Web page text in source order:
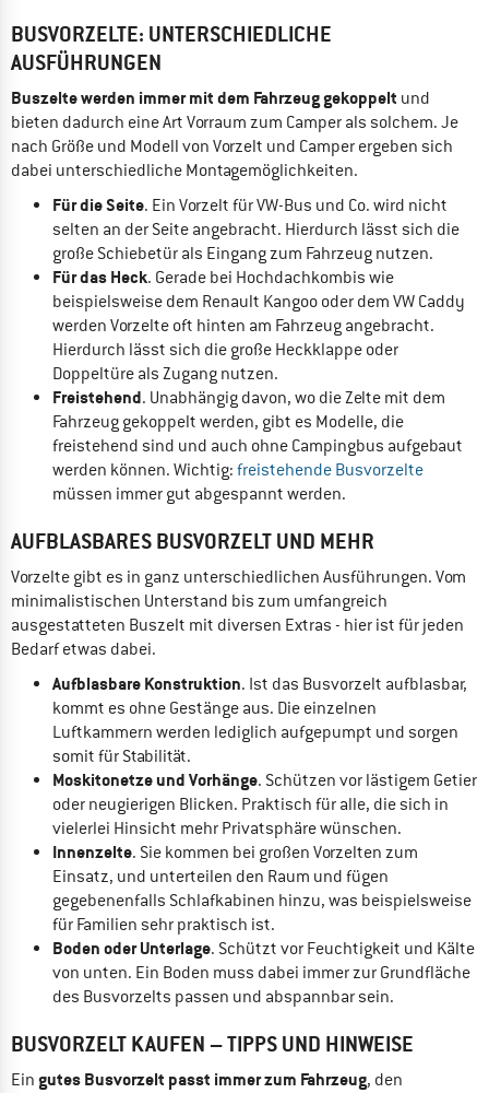
BUSVORZELTE: UNTERSCHIEDLICHE
AUSFÜHRUNGEN
Buszelte werden immer mit dem Fahrzeug gekoppelt und
bieten dadurch eine Art Vorraum zum Camper als solchem. Je
nach Größe und Modell von Vorzelt und Camper ergeben sich
dabei unterschiedliche Montagemöglichkeiten.
Für die Seite. Ein Vorzelt für VW-Bus und Co. wird nicht
selten an der Seite angebracht. Hierdurch lässt sich die
große Schiebetür als Eingang zum Fahrzeug nutzen.
Für das Heck. Gerade bei Hochdachkombis wie
beispielsweise dem Renault Kangoo oder dem VW Caddy
werden Vorzelte oft hinten am Fahrzeug angebracht.
Hierdurch lässt sich die große Heckklappe oder
Doppeltüre als Zugang nutzen.
Freistehend. Unabhängig davon, wo die Zelte mit dem
Fahrzeug gekoppelt werden, gibt es Modelle, die
freistehend sind und auch ohne Campingbus aufgebaut
werden können. Wichtig: freistehende Busvorzelte
müssen immer gut abgespannt werden.
AUFBLASBARES BUSVORZELT UND MEHR
Vorzelte gibt es in ganz unterschiedlichen Ausführungen. Vom
minimalistischen Unterstand bis zum umfangreich
ausgestatteten Buszelt mit diversen Extras - hier ist für jeden
Bedarf etwas dabei.
Aufblasbare Konstruktion. Ist das Busvorzelt aufblasbar,
kommt es ohne Gestänge aus. Die einzelnen
Luftkammern werden lediglich aufgepumpt und sorgen
somit für Stabilität.
Moskitonetze und Vorhänge. Schützen vor lästigem Getier
oder neugierigen Blicken. Praktisch für alle, die sich in
vielerlei Hinsicht mehr Privatsphäre wünschen.
Innenzelte. Sie kommen bei großen Vorzelten zum
Einsatz, und unterteilen den Raum und fügen
gegebenenfalls Schlafkabinen hinzu, was beispielsweise
für Familien sehr praktisch ist.
Boden oder Unterlage. Schützt vor Feuchtigkeit und Kälte
von unten. Ein Boden muss dabei immer zur Grundfläche
des Busvorzelts passen und abspannbar sein.
BUSVORZELT KAUFEN – TIPPS UND HINWEISE
Ein gutes Busvorzelt passt immer zum Fahrzeug, den